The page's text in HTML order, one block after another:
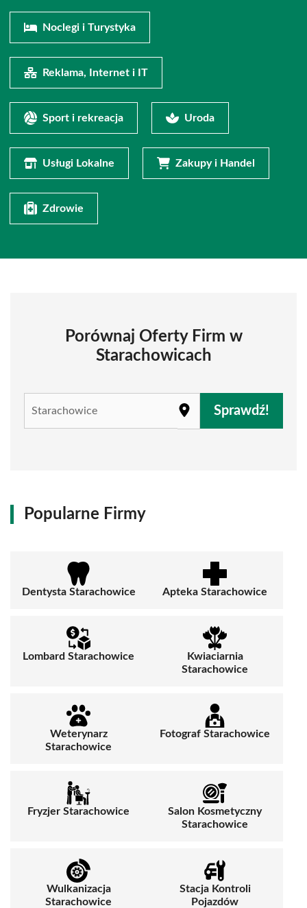
Noclegi i Turystyka
Reklama, Internet i IT
Sport i rekreacja Uroda
Usługi Lokalne Zakupy i Handel
Zdrowie
Porównaj Oferty Firm w
Starachowicach
Sprawdź!
Popularne Firmy
Dentysta Starachowice Apteka Starachowice
Lombard Starachowice
Kwiaciarnia
Starachowice
Weterynarz
Starachowice
Fotograf Starachowice
Fryzjer Starachowice
Salon Kosmetyczny
Starachowice
Wulkanizacja
Starachowice
Stacja Kontroli
Pojazdów